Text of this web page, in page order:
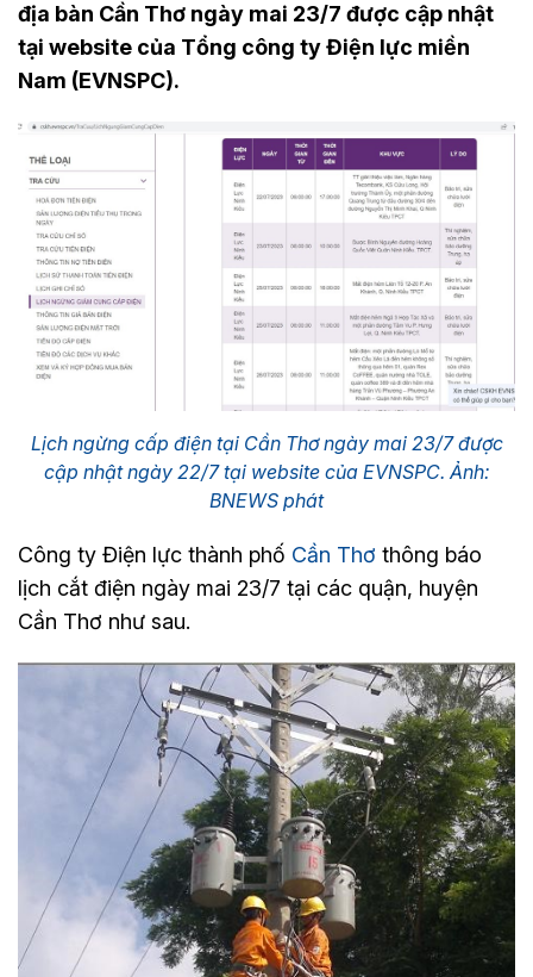
địa bàn Cần Thơ ngày mai 23/7 được cập nhật
tại website của Tổng công ty Điện lực miền
Nam (EVNSPC).
Lịch ngừng cấp điện tại Cần Thơ ngày mai 23/7 được
cập nhật ngày 22/7 tại website của EVNSPC. Ảnh:
BNEWS phát
Công ty Điện lực thành phố Cần Thơ thông báo
lịch cắt điện ngày mai 23/7 tại các quận, huyện
Cần Thơ như sau.